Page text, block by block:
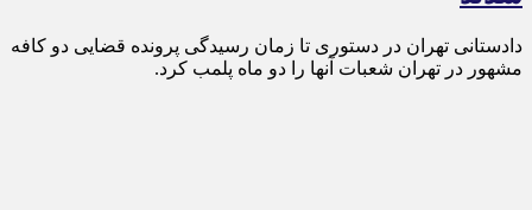
دادستانی تهران در دستوری تا زمان رسیدگی پرونده قضایی دو کافه
مشهور در تهران شعبات آنها را دو ماه پلمب کرد.